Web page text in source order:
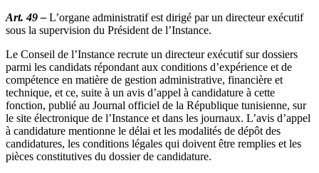
Art. 49 – L’organe administratif est dirigé par un directeur exécutif
sous la supervision du Président de l’Instance.
Le Conseil de l’Instance recrute un directeur exécutif sur dossiers
parmi les candidats répondant aux conditions d’expérience et de
compétence en matière de gestion administrative, financière et
technique, et ce, suite à un avis d’appel à candidature à cette
fonction, publié au Journal officiel de la République tunisienne, sur
le site électronique de l’Instance et dans les journaux. L’avis d’appel
à candidature mentionne le délai et les modalités de dépôt des
candidatures, les conditions légales qui doivent être remplies et les
pièces constitutives du dossier de candidature.